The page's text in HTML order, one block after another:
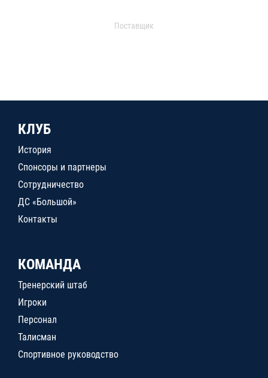
Поставщик
КЛУБ
История
Спонсоры и партнеры
Сотрудничество
ДС «Большой»
Контакты
КОМАНДА
Тренерский штаб
Игроки
Персонал
Талисман
Спортивное руководство